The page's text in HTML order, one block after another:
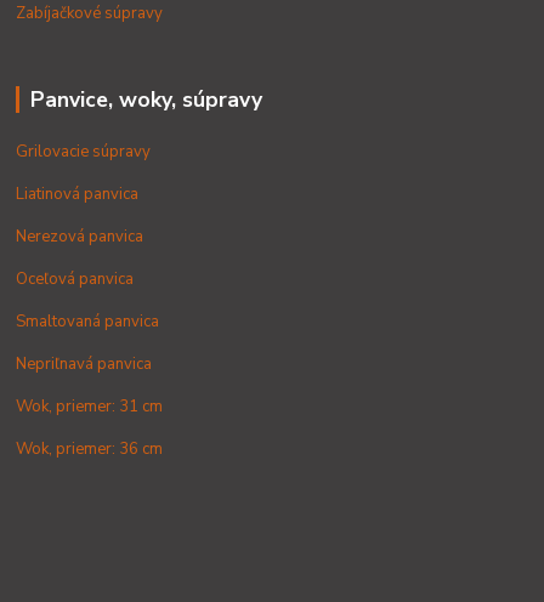
Zabíjačkové súpravy
Panvice, woky, súpravy
Grilovacie súpravy
Liatinová panvica
Nerezová panvica
Oceľová panvica
Smaltovaná panvica
Nepriľnavá panvica
Wok, priemer: 31 cm
Wok, priemer: 36 cm